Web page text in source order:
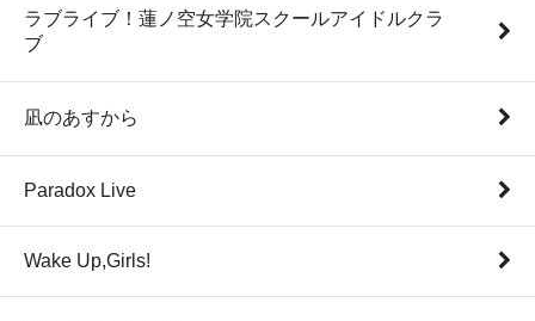
ラブライブ！蓮ノ空女学院スクールアイドルクラ
ブ
凪のあすから
Paradox Live
Wake Up,Girls!